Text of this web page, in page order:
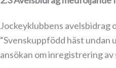
Jockeyklubbens avelsbidrag
“Svenskuppfödd häst undan
ansökan om inregistrering